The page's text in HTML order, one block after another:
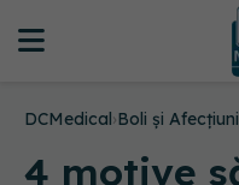
DCMedical›Boli și Afecțiuni
4 motive